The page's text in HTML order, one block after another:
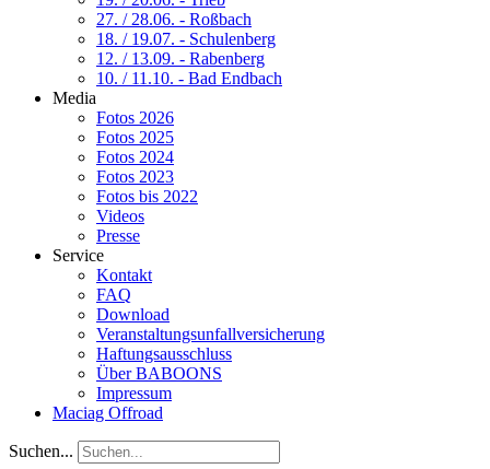
27. / 28.06. - Roßbach
18. / 19.07. - Schulenberg
12. / 13.09. - Rabenberg
10. / 11.10. - Bad Endbach
Media
Fotos 2026
Fotos 2025
Fotos 2024
Fotos 2023
Fotos bis 2022
Videos
Presse
Service
Kontakt
FAQ
Download
Veranstaltungsunfallversicherung
Haftungsausschluss
Über BABOONS
Impressum
Maciag Offroad
Suchen...